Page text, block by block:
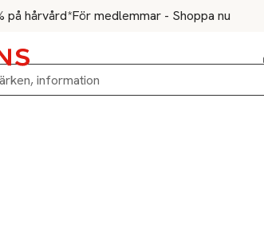
på hårvård*För medlemmar - Shoppa nu